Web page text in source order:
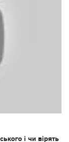
і чи вірять